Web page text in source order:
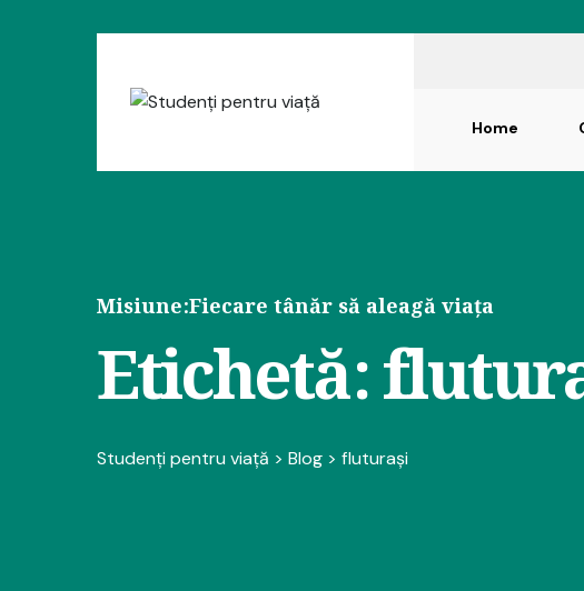
Home
Misiune:Fiecare tânăr să aleagă viața
Etichetă:
Studenți pentru viață > Blog > fluturași